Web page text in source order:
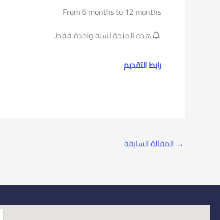
From 6 months to 12 months
هذه المنحة لسنة واحدة فقط.
رابط التقديم
→ المقالة السابقة